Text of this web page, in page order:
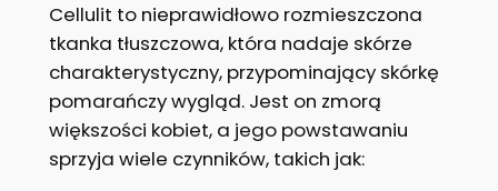
Cellulit to nieprawidłowo rozmieszczona
tkanka tłuszczowa, która nadaje skórze
charakterystyczny, przypominający skórkę
pomarańczy wygląd. Jest on zmorą
większości kobiet, a jego powstawaniu
sprzyja wiele czynników, takich jak: